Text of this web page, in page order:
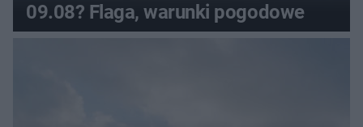
09.08? Flaga, warunki pogodowe